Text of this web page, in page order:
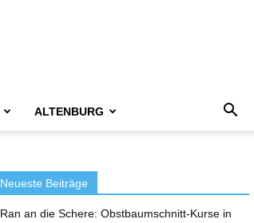
ALTENBURG
Neueste Beiträge
Ran an die Schere: Obstbaumschnitt-Kurse in